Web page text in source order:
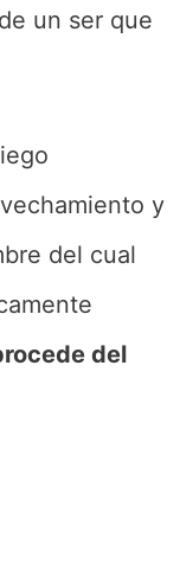
un ser que
y
del cual
del